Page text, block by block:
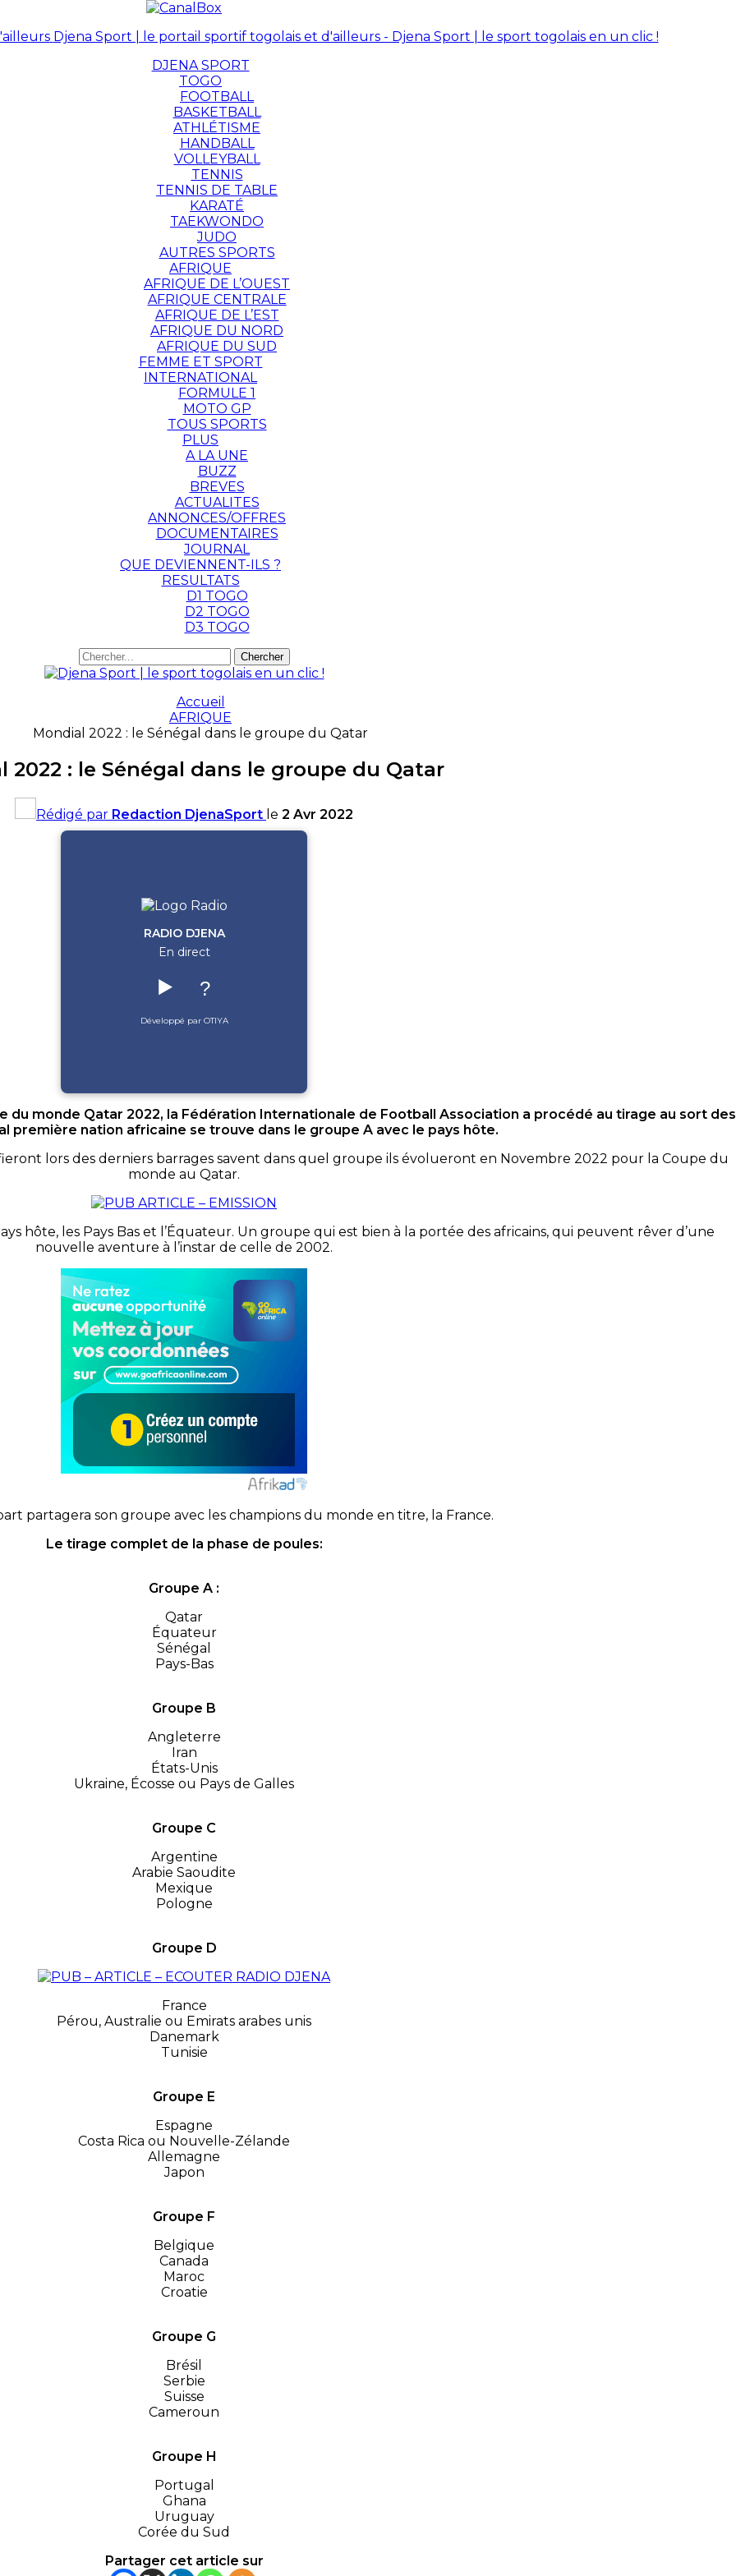
Djena Sport | le portail sportif togolais et d'ailleurs - Djena Sport | le sport togolais en un clic !
DJENA SPORT
TOGO
FOOTBALL
BASKETBALL
ATHLÉTISME
HANDBALL
VOLLEYBALL
TENNIS
TENNIS DE TABLE
KARATÉ
TAEKWONDO
JUDO
AUTRES SPORTS
AFRIQUE
AFRIQUE DE L’OUEST
AFRIQUE CENTRALE
AFRIQUE DE L’EST
AFRIQUE DU NORD
AFRIQUE DU SUD
FEMME ET SPORT
INTERNATIONAL
FORMULE 1
MOTO GP
TOUS SPORTS
PLUS
A LA UNE
BUZZ
BREVES
ACTUALITES
ANNONCES/OFFRES
DOCUMENTAIRES
JOURNAL
QUE DEVIENNENT-ILS ?
RESULTATS
D1 TOGO
D2 TOGO
D3 TOGO
Accueil
AFRIQUE
Mondial 2022 : le Sénégal dans le groupe du Qatar
2022 : le Sénégal dans le groupe du Qatar
Rédigé par Redaction DjenaSport le 2 Avr 2022
RADIO DJENA
En direct
▶️ ?
Développé par OTIYA
du monde Qatar 2022, la Fédération Internationale de Football Association a procédé au tirage au sort des
première nation africaine se trouve dans le groupe A avec le pays hôte.
lors des derniers barrages savent dans quel groupe ils évolueront en Novembre 2022 pour la Coupe du
monde au Qatar.
hôte, les Pays Bas et l’Équateur. Un groupe qui est bien à la portée des africains, qui peuvent rêver d’une
nouvelle aventure à l’instar de celle de 2002.
partagera son groupe avec les champions du monde en titre, la France.
Le tirage complet de la phase de poules:
Groupe A :
Qatar
Équateur
Sénégal
Pays-Bas
Groupe B
Angleterre
Iran
États-Unis
Ukraine, Écosse ou Pays de Galles
Groupe C
Argentine
Arabie Saoudite
Mexique
Pologne
Groupe D
France
Pérou, Australie ou Emirats arabes unis
Danemark
Tunisie
Groupe E
Espagne
Costa Rica ou Nouvelle-Zélande
Allemagne
Japon
Groupe F
Belgique
Canada
Maroc
Croatie
Groupe G
Brésil
Serbie
Suisse
Cameroun
Groupe H
Portugal
Ghana
Uruguay
Corée du Sud
Partager cet article sur